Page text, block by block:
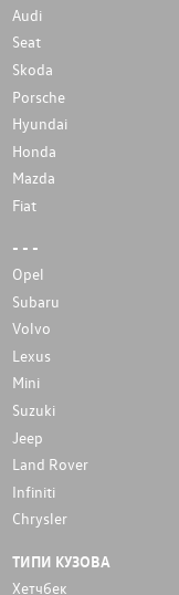
Audi
Seat
Skoda
Porsche
Hyundai
Honda
Mazda
Fiat
- - -
Opel
Subaru
Volvo
Lexus
Mini
Suzuki
Jeep
Land Rover
Infiniti
Chrysler
ТИПИ КУЗОВА
Хетчбек